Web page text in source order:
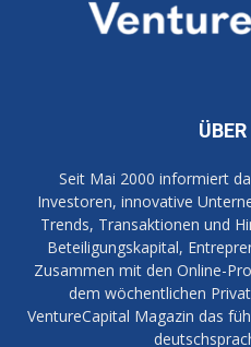
Seit Mai 2000 informiert
Investoren, innovative
Trends, Transaktionen und
Beteiligungskapital,
Zusammen mit den Online-
dem wöchentlichen
VentureCapital Magazin das